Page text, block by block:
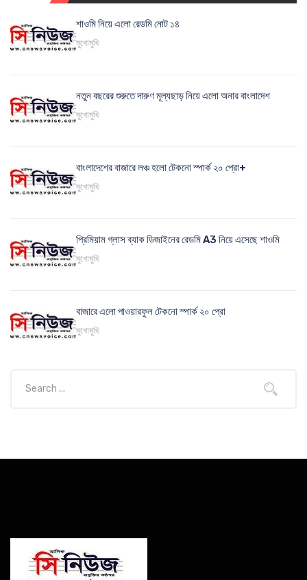
শাওমি নিয়ে এলো রেডমি নোট ১৪
মুখোমুখি
নতুন বছরের শুরুতে দারুণ মূল্যছাড় নিয়ে এলো অনার বাংলাদেশ
মুখোমুখি
বাংলাদেশের বাজারে লঞ্চ হলো টেকনো স্পার্ক ২০ প্রো+
মুখোমুখি
প্রিমিয়াম গ্লাস ব্যাক ডিজাইনের রেডমি A3 নিয়ে এসেছে শাওমি
মুখোমুখি
বাজারে এলো পাওয়ারফুল টেকনো স্পার্ক ২০ প্রো
মুখোমুখি